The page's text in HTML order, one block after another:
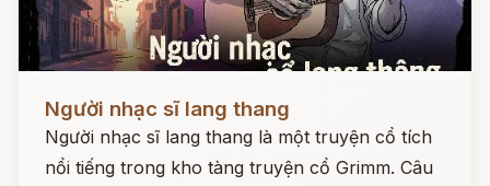
Người nhạc sĩ lang thang
Người nhạc sĩ lang thang là một truyện cổ tích
nổi tiếng trong kho tàng truyện cổ Grimm. Câu